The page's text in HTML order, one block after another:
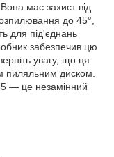
має захист від
до 45°,
для під'єднань
забезпечив цю
увагу, що ця
пиляльним диском.
— це незамінний